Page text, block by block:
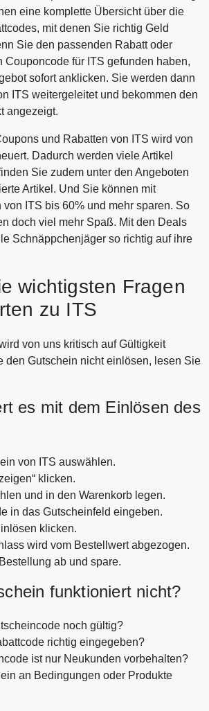
eine komplette Übersicht über die
mit denen Sie richtig Geld
Sie den passenden Rabatt oder
Couponcode für ITS gefunden haben,
sofort anklicken. Sie werden dann
ITS weitergeleitet und bekommen den
angezeigt.
und Rabatten von ITS wird von
Dadurch werden viele Artikel
Sie zudem unter den Angeboten
Artikel. Und Sie können mit
von ITS bis 60% und mehr sparen. So
doch viel mehr Spaß. Mit den Deals
Schnäppchenjäger so richtig auf ihre
wichtigsten Fragen
zu ITS
von uns kritisch auf Gültigkeit
den Gutschein nicht einlösen, lesen Sie
es mit dem Einlösen des
von ITS auswählen.
klicken.
und in den Warenkorb legen.
in das Gutscheinfeld eingeben.
klicken.
wird vom Bestellwert abgezogen.
ab und spare.
funktioniert nicht?
noch gültig?
richtig eingegeben?
ist nur Neukunden vorbehalten?
an Bedingungen oder Produkte